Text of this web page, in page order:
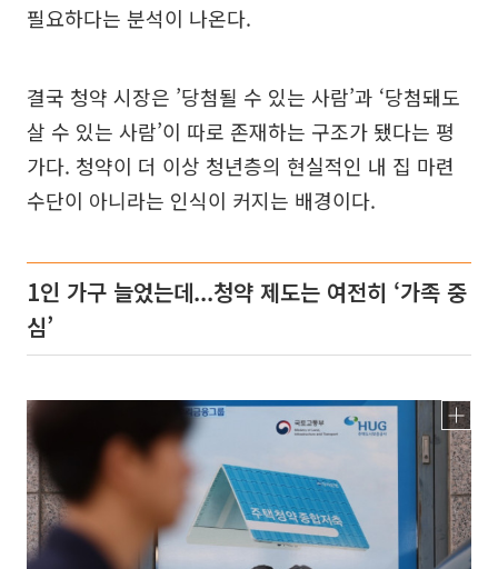
필요하다는 분석이 나온다.
결국 청약 시장은 ’당첨될 수 있는 사람’과 ‘당첨돼도
살 수 있는 사람’이 따로 존재하는 구조가 됐다는 평
가다. 청약이 더 이상 청년층의 현실적인 내 집 마련
수단이 아니라는 인식이 커지는 배경이다.
1인 가구 늘었는데...청약 제도는 여전히 ‘가족 중
심’